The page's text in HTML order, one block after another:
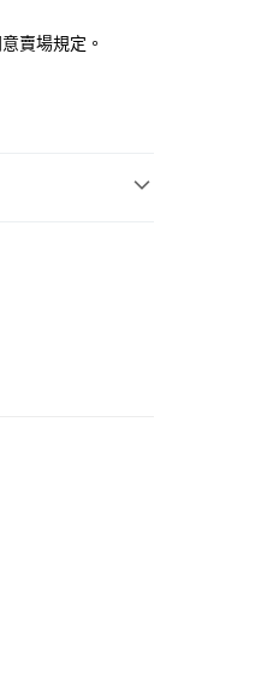
跳轉到大哥付的交易
日，確認付款後即
本公司）所提供，讓
店將買賣／分期付
交帳款。
，商店將以您的個人
蒐集、處理及利
核對及更正。
結帳。
，可透過四大超商
完成。
要取消訂單，請聯
效，需透過AFTEE
示為準，若有關於
繫「AFTEE先享後
support/home
賣場規定。